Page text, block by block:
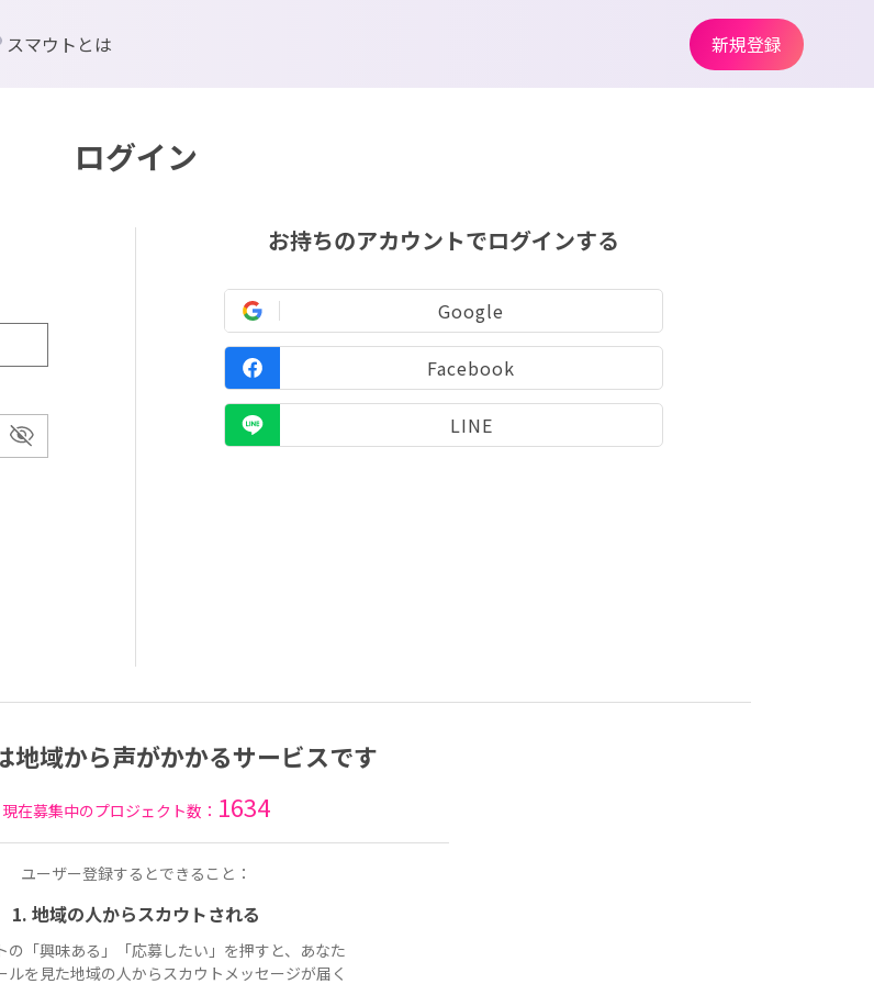
ログイン
お持ちのアカウントでログインする
Google
Facebook
LINE
地域から声がかかるサービスです
現在募集中のプロジェクト数： 1634
ユーザー登録するとできること：
1. 地域の人からスカウトされる
の「興味ある」「応募したい」を押すと、あなた
ルを見た地域の人からスカウトメッセージが届く
スマウトとは 新規登録